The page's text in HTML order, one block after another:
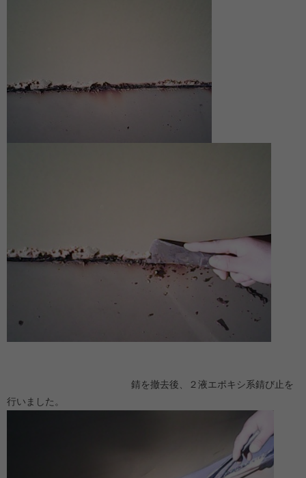
錆を撤去後、２液エポキシ系錆び止を
行いました。